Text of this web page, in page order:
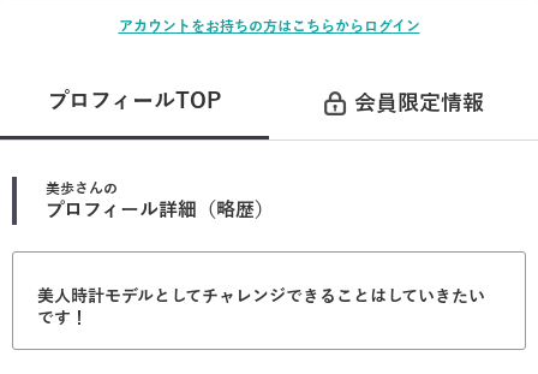
アカウントをお持ちの方はこちらからログイン
プロフィールTOP 会員限定情報
美歩さんの
プロフィール詳細（略歴）
美人時計モデルとしてチャレンジできることはしていきたい
です！